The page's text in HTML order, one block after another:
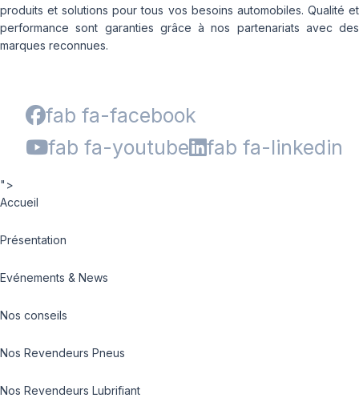
produits et solutions pour tous vos besoins automobiles. Qualité et
performance sont garanties grâce à nos partenariats avec des
marques reconnues.
fab fa-facebook
fab fa-youtube
fab fa-linkedin
">
Accueil
Présentation
Evénements & News
Nos conseils
Nos Revendeurs Pneus
Nos Revendeurs Lubrifiant